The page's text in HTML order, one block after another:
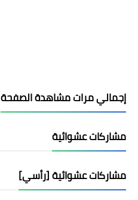
إجمالي مرات مشاهدة الصفحة
مشاركات عشوائية
مشاركات عشوائية [رأسي]